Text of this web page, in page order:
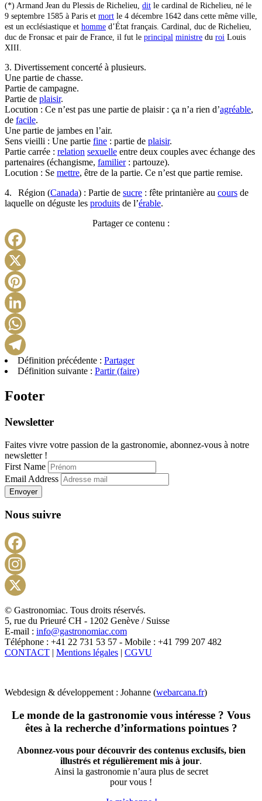
(*) Armand Jean du Plessis de Richelieu, dit le cardinal de Richelieu, né le
9 septembre 1585 à Paris et mort le 4 décembre 1642 dans cette même ville,
est un ecclésiastique et homme d’État français. Cardinal, duc de Richelieu,
duc de Fronsac et pair de France, il fut le principal ministre du roi Louis
XIII.
3. Divertissement concerté à plusieurs.
Une partie de chasse.
Partie de campagne.
Partie de plaisir.
Locution : Ce n’est pas une partie de plaisir : ça n’a rien d’agréable,
de facile.
Une partie de jambes en l’air.
Sens vieilli : Une partie fine : partie de plaisir.
Partie carrée : relation sexuelle entre deux couples avec échange des
partenaires (échangisme, familier: partouze).
Locution : Se mettre, être de la partie. Ce n’est que partie remise.
4. Région (Canada) : Partie de sucre : fête printanière au cours de
laquelle on déguste les produits de l’érable.
Partager ce contenu :
Telegram
Définition précédente : Partager
Définition suivante : Partir (faire)
Footer
Newsletter
Faites vivre votre passion de la gastronomie, abonnez-vous à notre
newsletter !
First Name
Email Address
Envoyer
Nous suivre
X
© Gastronomiac. Tous droits réservés.
5, rue du Prieuré CH - 1202 Genève / Suisse
E-mail : info@gastronomiac.com
Téléphone : +41 22 731 53 57 - Mobile : +41 799 207 482
CONTACT | Mentions légales | CGVU
Webdesign & développement : Johanne (webarcana.fr)
Le monde de la gastronomie vous intéresse ? Vous
êtes à la recherche d’informations pointues ?
Abonnez-vous pour découvrir des contenus exclusifs, bien
illustrés et régulièrement mis à jour.
Ainsi la gastronomie n’aura plus de secret
pour vous !